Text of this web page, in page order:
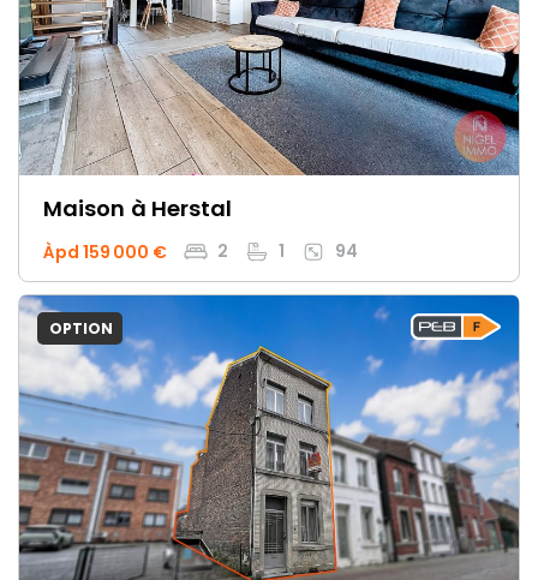
Maison à Herstal
Àpd 159 000 € 2 1 94
OPTION